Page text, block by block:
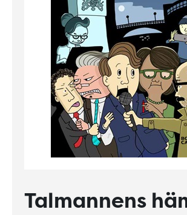
Talmannens